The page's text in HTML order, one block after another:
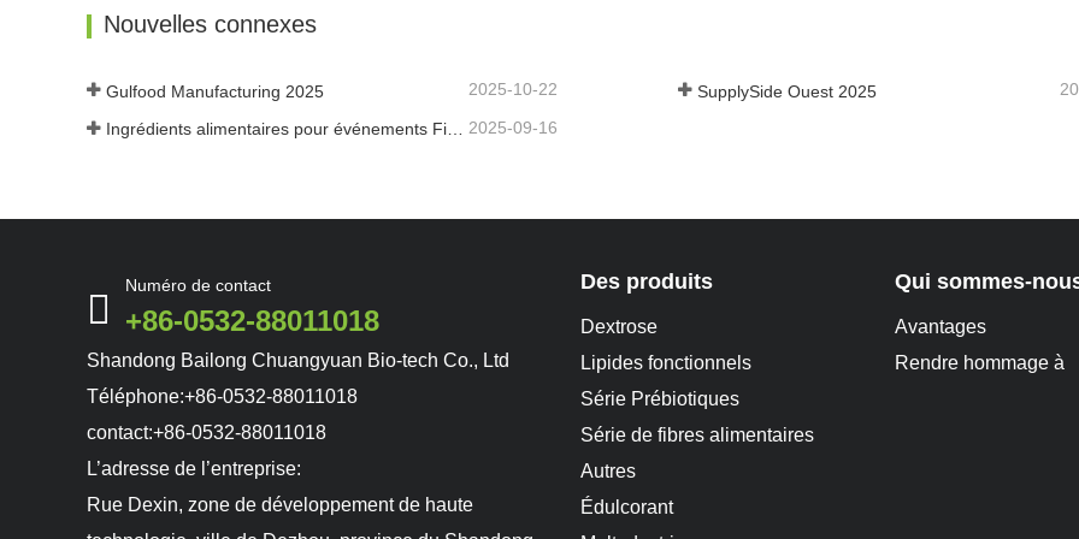
Nouvelles connexes
Gulfood Manufacturing 2025 2025-10-22 SupplySide Ouest 2025
2025-09-16
Numéro de contact
+86-0532-88011018
Shandong Bailong Chuangyuan Bio-tech Co., Ltd
Téléphone:+86-0532-88011018
contact:+86-0532-88011018
L’adresse de l’entreprise:
Rue Dexin, zone de développement de haute
Des produits
Dextrose
Lipides fonctionnels
Série Prébiotiques
Série de fibres alimentaires
Autres
Édulcorant
Qui sommes-
Avantages
Rendre hommage à